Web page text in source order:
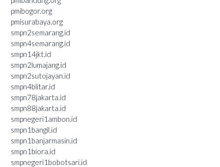
pmibogor.org
pmisurabaya.org
smpn2semarang.id
smpn4semarang.id
smpn14jkt.id
smpn2lumajang.id
smpn2sutojayan.id
smpn4blitar.id
smpn78jakarta.id
smpn88jakarta.id
smpnegeri1ambon.id
smpn1bangil.id
smpn1banjarmasin.id
smpn1biora.id
smpnegeri1bobotsari.id